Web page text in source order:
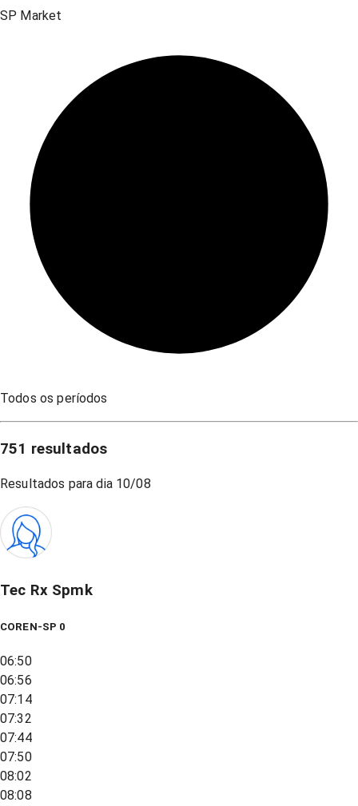
SP Market
Todos os períodos
751 resultados
Resultados para dia 10/08
Tec Rx Spmk
COREN-SP 0
06:50
06:56
07:14
07:32
07:44
07:50
08:02
08:08